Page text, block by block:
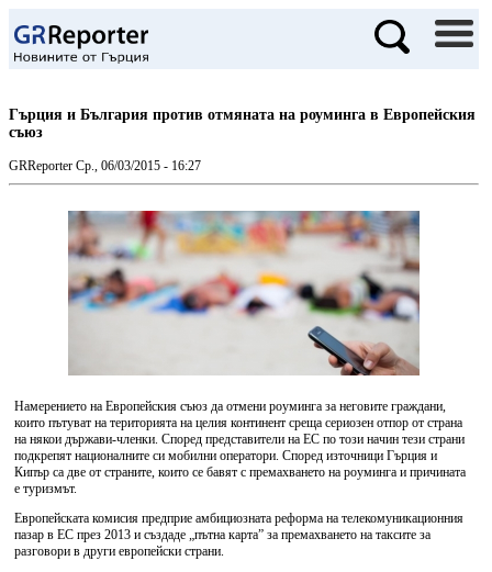
Гърция и България против отмяната на роуминга в Европейския
съюз
GRReporter Ср., 06/03/2015 - 16:27
Намерението на Европейския съюз да отмени роуминга за неговите граждани,
които пътуват на територията на целия континент среща сериозен отпор от страна
на някои държави-членки. Според представители на ЕС по този начин тези страни
подкрепят националните си мобилни оператори. Според източници Гърция и
Кипър са две от страните, които се бавят с премахването на роуминга и причината
е туризмът.
Европейската комисия предприе амбициозната реформа на телекомуникационния
пазар в ЕС през 2013 и създаде „пътна карта” за премахването на таксите за
разговори в други европейски страни.